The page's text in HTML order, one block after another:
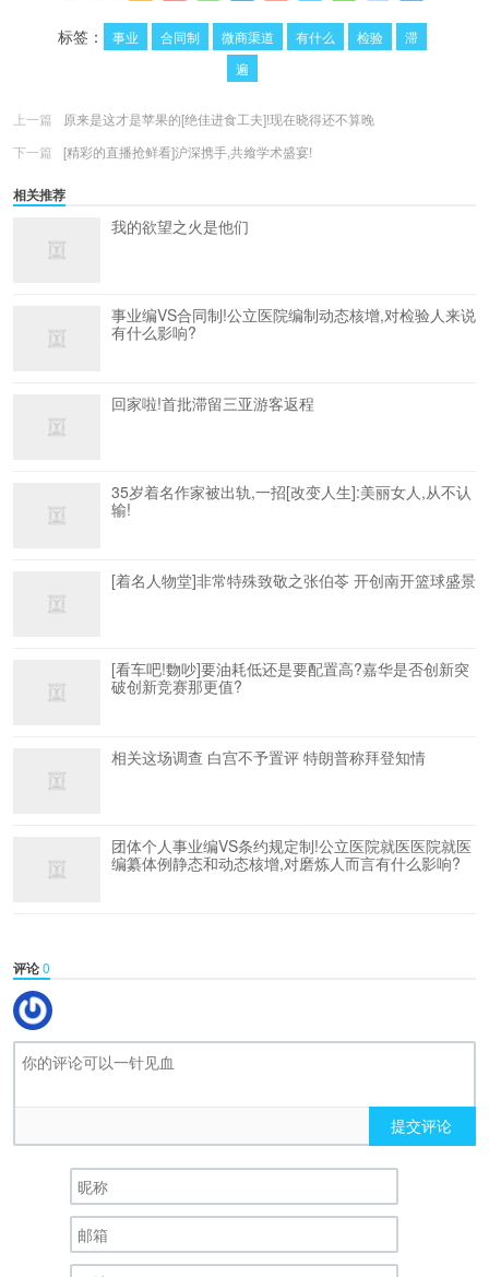
标签：
事业 合同制 微商渠道 有什么 检验
滞
遍
上一篇
原来是这才是苹果的[绝佳进食工夫]!现在晓得还不算晚
下一篇
[精彩的直播抢鲜看]沪深携手,共飨学术盛宴!
相关推荐
我的欲望之火是他们
事业编VS合同制!公立医院编制动态核增,对检验人来说
有什么影响?
回家啦!首批滞留三亚游客返程
35岁着名作家被出轨,一招[改变人生]:美丽女人,从不认
输!
[着名人物堂]非常特殊致敬之张伯苓 开创南开篮球盛景
[看车吧!覅吵]要油耗低还是要配置高?嘉华是否创新突
破创新竞赛那更值?
相关这场调查 白宫不予置评 特朗普称拜登知情
团体个人事业编VS条约规定制!公立医院就医医院就医
编纂体例静态和动态核增,对磨炼人而言有什么影响?
评论0
提交评论